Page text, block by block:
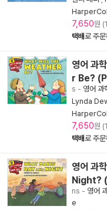
7,650원
택배로 주문
영어 과
r Be?
s - 영어
Lynda
7,650원
택배로 주문
영어 과
Night?
ns - 영어
e